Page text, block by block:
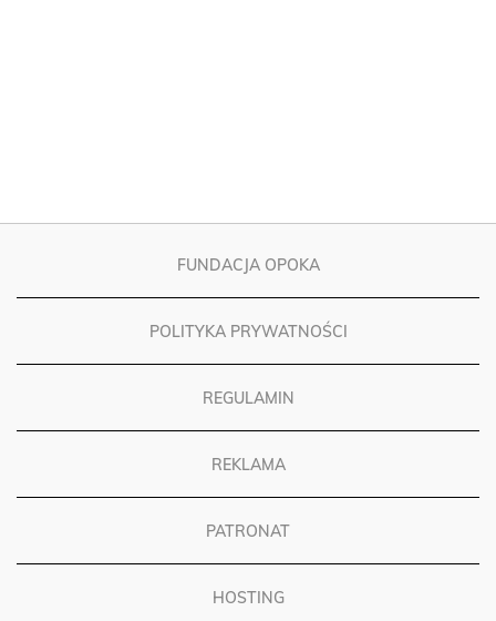
FUNDACJA OPOKA
POLITYKA PRYWATNOŚCI
REGULAMIN
REKLAMA
PATRONAT
HOSTING